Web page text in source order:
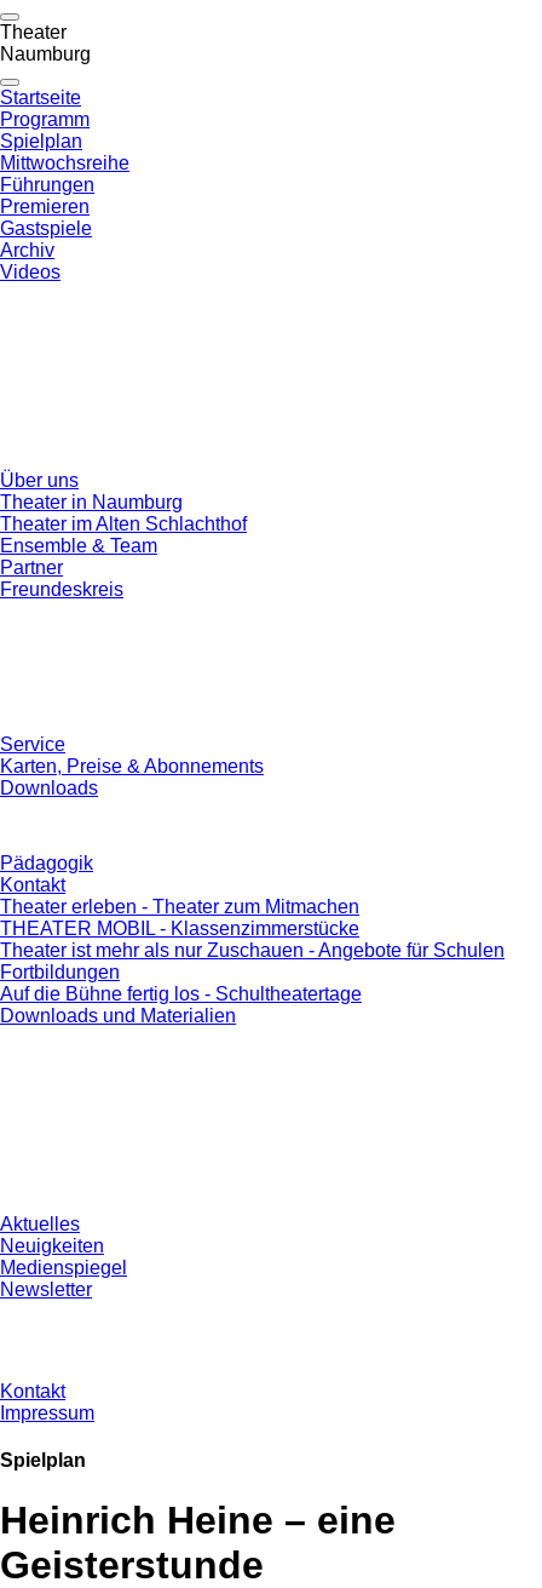
Theater
Naumburg
Startseite
Programm
Spielplan
Mittwochsreihe
Führungen
Premieren
Gastspiele
Archiv
Videos
Über uns
Theater in Naumburg
Theater im Alten Schlachthof
Ensemble & Team
Partner
Freundeskreis
Service
Karten, Preise & Abonnements
Downloads
Pädagogik
Kontakt
Theater erleben - Theater zum Mitmachen
THEATER MOBIL - Klassenzimmerstücke
Theater ist mehr als nur Zuschauen - Angebote für Schulen
Fortbildungen
Auf die Bühne fertig los - Schultheatertage
Downloads und Materialien
Aktuelles
Neuigkeiten
Medienspiegel
Newsletter
Kontakt
Impressum
Spielplan
Heinrich Heine – eine
Geisterstunde